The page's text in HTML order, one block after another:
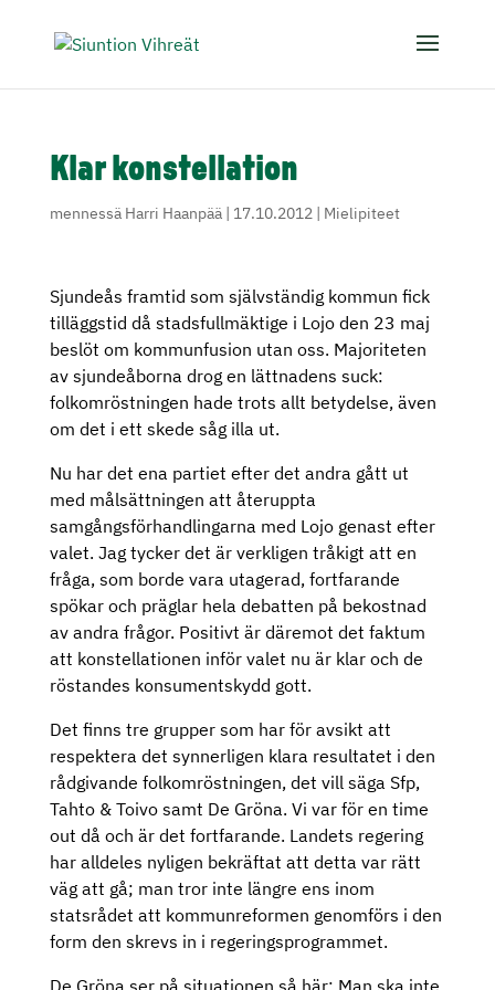
Klar konstellation
mennessä Harri Haanpää| 17.10.2012| Mielipiteet
Sjundeås framtid som självständig kommun fick
tilläggstid då stadsfullmäktige i Lojo den 23 maj
beslöt om kommunfusion utan oss. Majoriteten
av sjundeåborna drog en lättnadens suck:
folkomröstningen hade trots allt betydelse, även
om det i ett skede såg illa ut.
Nu har det ena partiet efter det andra gått ut
med målsättningen att återuppta
samgångsförhandlingarna med Lojo genast efter
valet. Jag tycker det är verkligen tråkigt att en
fråga, som borde vara utagerad, fortfarande
spökar och präglar hela debatten på bekostnad
av andra frågor. Positivt är däremot det faktum
att konstellationen inför valet nu är klar och de
röstandes konsumentskydd gott.
Det finns tre grupper som har för avsikt att
respektera det synnerligen klara resultatet i den
rådgivande folkomröstningen, det vill säga Sfp,
Tahto & Toivo samt De Gröna. Vi var för en time
out då och är det fortfarande. Landets regering
har alldeles nyligen bekräftat att detta var rätt
väg att gå; man tror inte längre ens inom
statsrådet att kommunreformen genomförs i den
form den skrevs in i regeringsprogrammet.
De Gröna ser på situationen så här: Man ska inte